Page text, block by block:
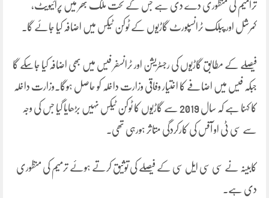
ترامیم کی منظوری دے دی ہے جس کے تحت ملک بھر میں پرائیویٹ،
کمرشل اور پبلک ٹرانسپورٹ گاڑیوں کے ٹوکن ٹیکس میں اضافہ کیا جائے گا۔
فیصلے کے مطابق گاڑیوں کی رجسٹریشن اور ٹرانسفر فیس میں بھی اضافہ کیا جاسکے گا
جبکہ فیس میں اضافے کا اختیار وفاقی وزارت داخلہ کو حاصل ہوگا۔وزارت داخلہ
کا کہنا ہے کہ سال 2019 سے گاڑیوں کا ٹوکن ٹیکس نہیں بڑھایا گیا جس کی وجہ
سے سی ٹی او آفس کی کارکردگی متاثر ہورہی تھی۔
کابینہ نے سی سی ایل سی کے فیصلے کی توثیق کرتے ہوئے ترمیم کی منظوری
دی ہے۔